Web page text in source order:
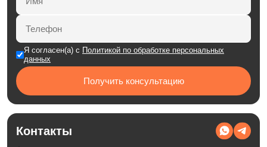
Я согласен(а) с Политикой по обработке персональных
данных
Получить консультацию
Контакты